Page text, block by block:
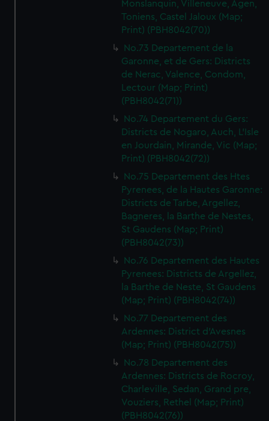
Monslanquin, Villeneuve, Agen,
Toniens, Castel Jaloux (Map;
Print) (PBH8042(70))
No.73 Departement de la
Garonne, et de Gers: Districts
de Nerac, Valence, Condom,
Lectour (Map; Print)
(PBH8042(71))
No.74 Departement du Gers:
Districts de Nogaro, Auch, L'Isle
en Jourdain, Mirande, Vic (Map;
Print) (PBH8042(72))
No.75 Departement des Htes
Pyrenees, de la Hautes Garonne:
Districts de Tarbe, Argellez,
Bagneres, la Barthe de Nestes,
St Gaudens (Map; Print)
(PBH8042(73))
No.76 Departement des Hautes
Pyrenees: Districts de Argellez,
la Barthe de Neste, St Gaudens
(Map; Print) (PBH8042(74))
No.77 Departement des
Ardennes: District d'Avesnes
(Map; Print) (PBH8042(75))
No.78 Departement des
Ardennes: Districts de Rocroy,
Charleville, Sedan, Grand pre,
Vouziers, Rethel (Map; Print)
(PBH8042(76))